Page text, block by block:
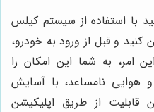
با استفاده از سیستم کیلس
کنید و قبل از ورود به خودرو،
امر، به شما این امکان را
نامساعد، با آسایش
قابلیت از طریق اپلیکیشن